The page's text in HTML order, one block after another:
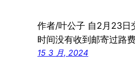
作者/叶公子 自2月23日
时间没有收到邮寄过路
15 3 月, 2024